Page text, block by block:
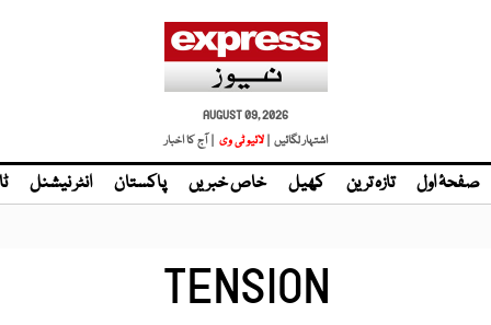
AUGUST 09, 2026
اشتہار لگائیں | لائیو ٹی وی | آج کا اخبار
صفحۂ اول تازہ ترین کھیل خاص خبریں پاکستان انٹر نیشنل
TENSION